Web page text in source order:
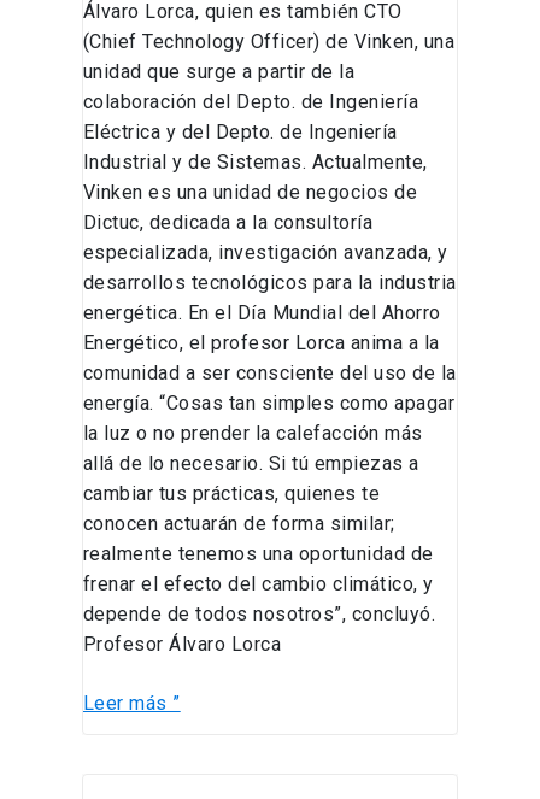
Álvaro Lorca, quien es también CTO
(Chief Technology Officer) de Vinken, una
unidad que surge a partir de la
colaboración del Depto. de Ingeniería
Eléctrica y del Depto. de Ingeniería
Industrial y de Sistemas. Actualmente,
Vinken es una unidad de negocios de
Dictuc, dedicada a la consultoría
especializada, investigación avanzada, y
desarrollos tecnológicos para la industria
energética. En el Día Mundial del Ahorro
Energético, el profesor Lorca anima a la
comunidad a ser consciente del uso de la
energía. “Cosas tan simples como apagar
la luz o no prender la calefacción más
allá de lo necesario. Si tú empiezas a
cambiar tus prácticas, quienes te
conocen actuarán de forma similar;
realmente tenemos una oportunidad de
frenar el efecto del cambio climático, y
depende de todos nosotros”, concluyó.
Profesor Álvaro Lorca
Leer más ”